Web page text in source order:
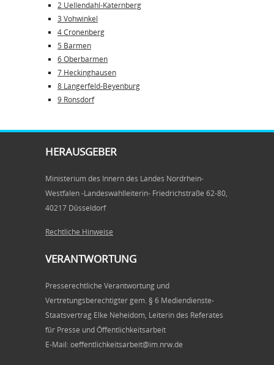
2 Uellendahl-Katernberg
3 Vohwinkel
4 Cronenberg
5 Barmen
6 Oberbarmen
7 Heckinghausen
8 Langerfeld-Beyenburg
9 Ronsdorf
HERAUSGEBER
Ministerium des Innern des Landes Nordrhein-
Westfalen -Landeswahlleiterin- Friedrichstraße 62-80,
40217 Düsseldorf
Rechtliche Hinweise
VERANTWORTUNG
Presserechtliche Verantwortung und
Vertretungsberechtigter gem. § 6 Mediendienste-
Staatsvertrag Elke Neheidom, Leiterin des Referates
für Presse und Öffentlichkeitsarbeit
E-Mail: oeffentlichkeitsarbeit@im.nrw.de